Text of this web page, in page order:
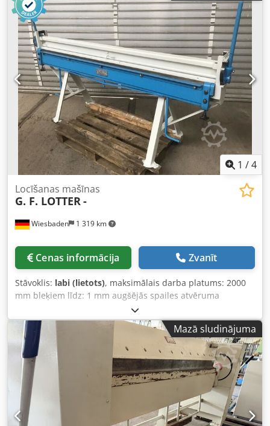
1 /4
Wiesbaden 1 319 km
Locīšanas mašīnas
G. F. LOTTER-
Cenas informācija Zvanīt
Stāvoklis: labi (lietots), maksimālais darba platums: 2000
mm bleķiem līdz: 1 mm augšējās spailes atvēruma
platums: 70 mm lieces spailes regulējamība: 10 mm
uzstādīšanas izmēri: 2300 x 600 x 1050 mm Cjdpfx Acj
Ixyneioha
Mazā sludinājuma